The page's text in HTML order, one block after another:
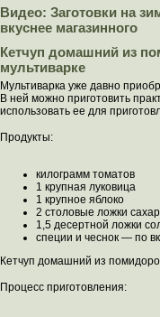
Видео: Заготовки на
вкуснее магазинного
Кетчуп домашний из
мультиварке
Мультиварка уже давно
В ней можно приготовить
использовать ее для
Продукты:
килограмм томатов
1 крупная луковица
1 крупное яблоко
2 столовые ложки
1,5 десертной ложки
специи и чеснок — по
Кетчуп домашний из
Процесс приготовления: